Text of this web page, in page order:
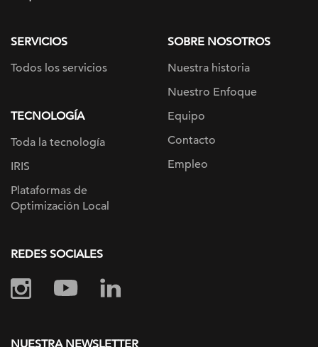
SERVICIOS
Todos los servicios
TECNOLOGÍA
Toda la tecnología
IRIS
Plataformas de
Optimización Local
SOBRE NOSOTROS
Nuestra historia
Nuestro Enfoque
Equipo
Contacto
Empleo
REDES SOCIALES